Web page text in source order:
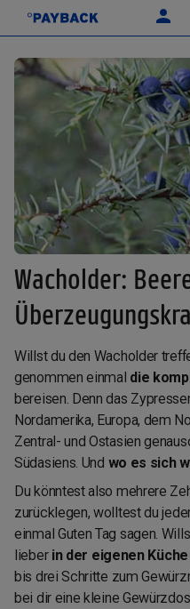
Wacholder:
Willst du den Wacholder
genommen einmal die
bereisen. Denn das
Nordamerika, Europa, dem
Zentral- und Ostasien
Südasiens. Und wo es sich
Du könntest also mehrere
zurücklegen, wolltest du
einmal Guten Tag sagen.
lieber in der eigenen Küche
bis drei Schritte zum
bei dir eine kleine